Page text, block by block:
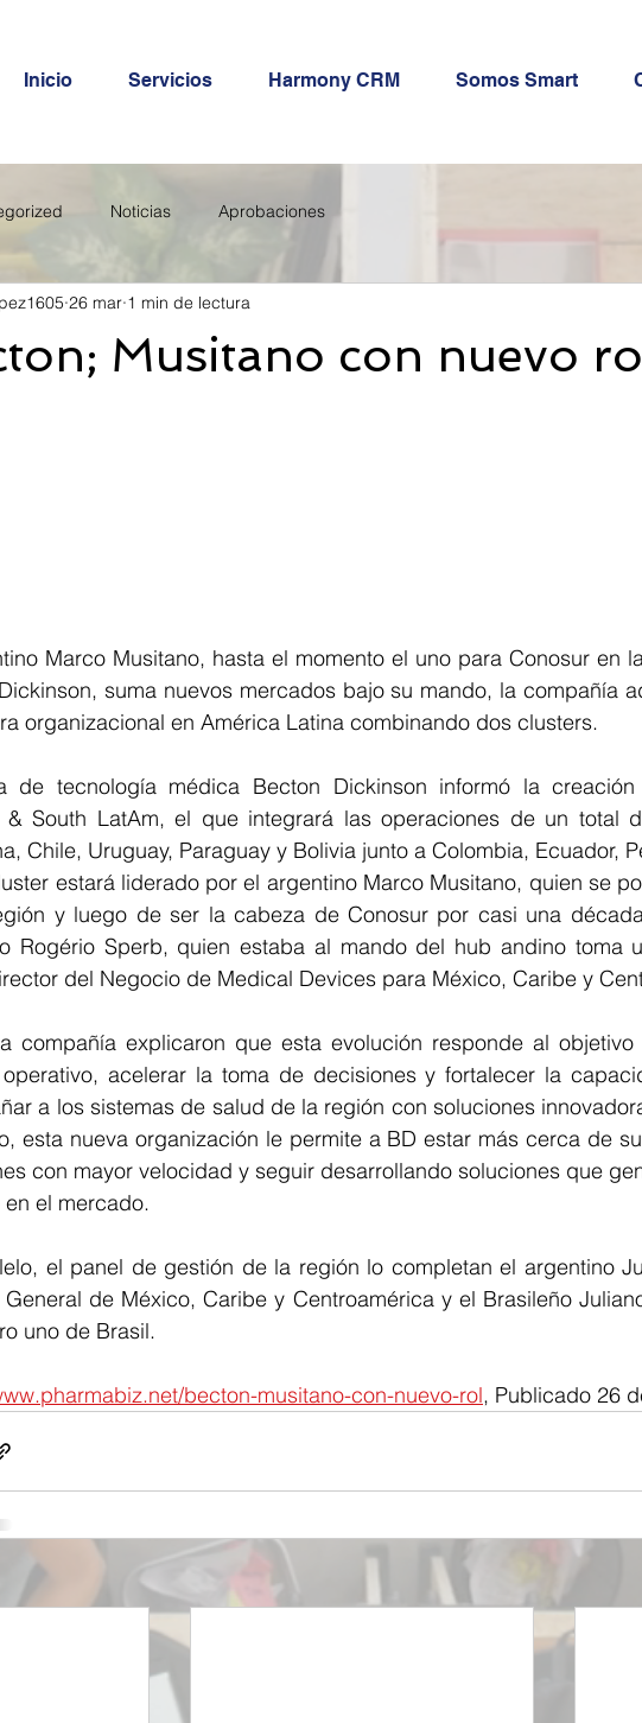
Inicio Servicios Harmony CRM Somos Smart
Noticias Aprobaciones
Musitano con nuevo
26 mar 1 min de lectura
Marco Musitano, hasta el momento el uno para Conosur en
suma nuevos mercados bajo su mando, la compañía
organizacional en América Latina combinando dos clusters.
de tecnología médica Becton Dickinson informó la
& South LatAm, el que integrará las operaciones de un total
Chile, Uruguay, Paraguay y Bolivia junto a Colombia, Ecuador,
estará liderado por el argentino Marco Musitano, quien se
y luego de ser la cabeza de Conosur por casi una
Rogério Sperb, quien estaba al mando del hub andino toma
del Negocio de Medical Devices para México, Caribe y
compañía explicaron que esta evolución responde al
acelerar la toma de decisiones y fortalecer la
a los sistemas de salud de la región con soluciones
esta nueva organización le permite a BD estar más cerca de
con mayor velocidad y seguir desarrollando soluciones que
el mercado.
el panel de gestión de la región lo completan el argentino
General de México, Caribe y Centroamérica y el Brasileño
uno de Brasil.
becton-musitano-con-nuevo-rol, Publicado 26